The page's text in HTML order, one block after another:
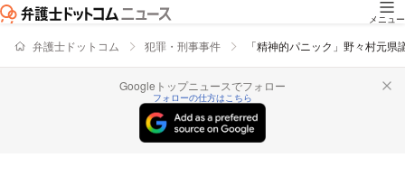
メニュー
弁護士ドットコム 犯罪・刑事事件 「精神的パニック」野々村元
Googleトップニュースでフォロー
フォローの仕方はこちら